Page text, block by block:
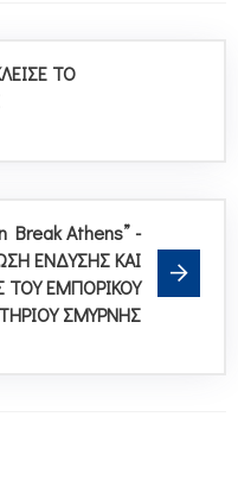
ΤΟ
Break Athens” -
ΕΝΔΥΣΗΣ ΚΑΙ
ΕΜΠΟΡΙΚΟΥ
ΣΜΥΡΝΗΣ